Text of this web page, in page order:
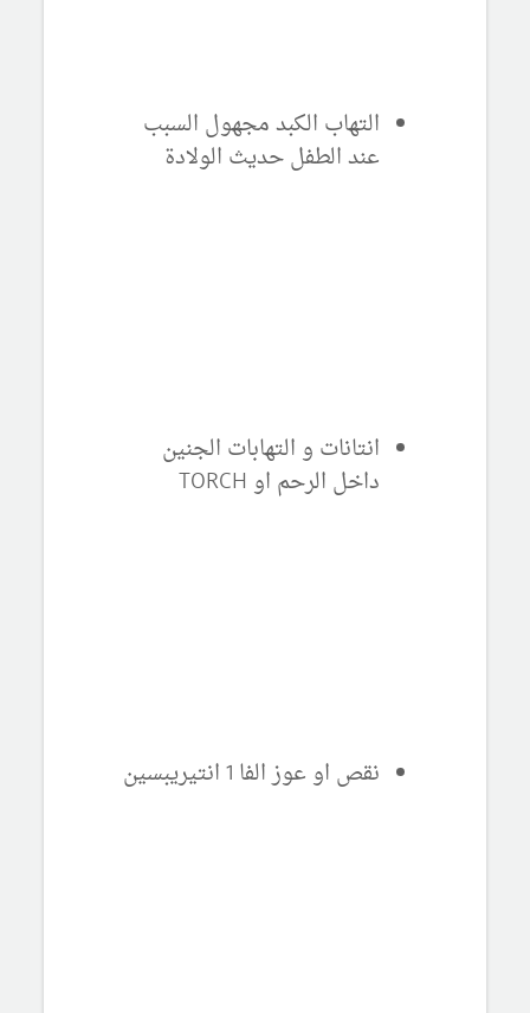
التهاب الكبد مجهول السبب
عند الطفل حديث الولادة
انتانات و التهابات الجنين
داخل الرحم او TORCH
نقص او عوز الفا 1 انتيريبسين